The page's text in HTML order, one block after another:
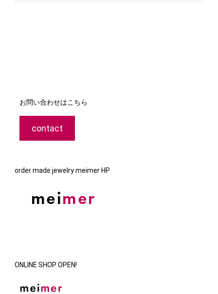
お問い合わせはこちら
contact
order made jewelry meimer HP
ONLINE SHOP OPEN!